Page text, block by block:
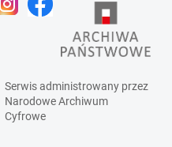
Serwis administrowany przez
Narodowe Archiwum
Cyfrowe